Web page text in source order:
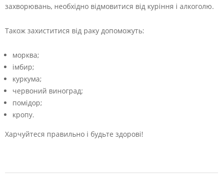
захворювань, необхідно відмовитися від куріння і алкоголю.
Також захиститися від раку допоможуть:
морква;
імбир;
куркума;
червоний виноград;
помідор;
кропу.
Харчуйтеся правильно і будьте здорові!